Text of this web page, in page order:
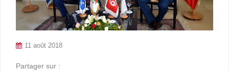
11 août 2018
Partager sur :